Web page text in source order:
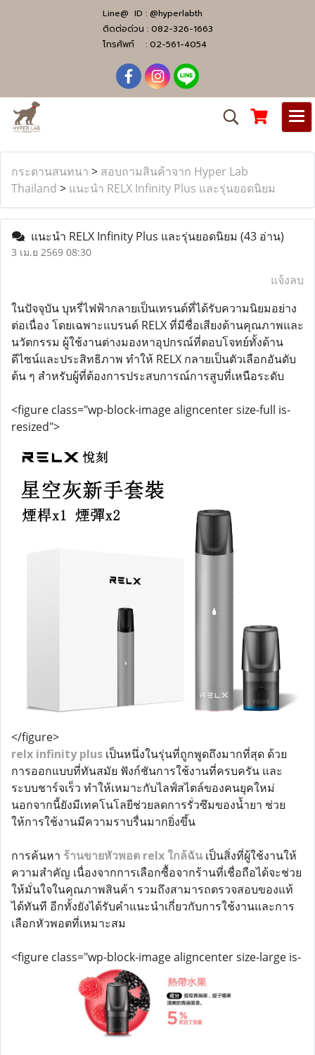
Line@ ID : @hyperlabth
ติดต่อด่วน : 082-326-1663
โทรศัพท์ : 02-561-4054
กระดานสนทนา > สอบถามสินค้าจาก Hyper Lab
Thailand > แนะนำ RELX Infinity Plus และรุ่นยอดนิยม
แนะนำ RELX Infinity Plus และรุ่นยอดนิยม (43 อ่าน)
3 เม.ย 2569 08:30
แจ้งลบ
ในปัจจุบัน บุหรี่ไฟฟ้ากลายเป็นเทรนด์ที่ได้รับความนิยมอย่าง
ต่อเนื่อง โดยเฉพาะแบรนด์ RELX ที่มีชื่อเสียงด้านคุณภาพและ
นวัตกรรม ผู้ใช้งานต่างมองหาอุปกรณ์ที่ตอบโจทย์ทั้งด้าน
ดีไซน์และประสิทธิภาพ ทำให้ RELX กลายเป็นตัวเลือกอันดับ
ต้น ๆ สำหรับผู้ที่ต้องการประสบการณ์การสูบที่เหนือระดับ
<figure class="wp-block-image aligncenter size-full is-
resized">
</figure>
relx infinity plus เป็นหนึ่งในรุ่นที่ถูกพูดถึงมากที่สุด ด้วย
การออกแบบที่ทันสมัย ฟังก์ชันการใช้งานที่ครบครัน และ
ระบบชาร์จเร็ว ทำให้เหมาะกับไลฟ์สไตล์ของคนยุคใหม่
นอกจากนี้ยังมีเทคโนโลยีช่วยลดการรั่วซึมของน้ำยา ช่วย
ให้การใช้งานมีความราบรื่นมากยิ่งขึ้น
การค้นหา ร้านขายหัวพอต relx ใกล้ฉัน เป็นสิ่งที่ผู้ใช้งานให้
ความสำคัญ เนื่องจากการเลือกซื้อจากร้านที่เชื่อถือได้จะช่วย
ให้มั่นใจในคุณภาพสินค้า รวมถึงสามารถตรวจสอบของแท้
ได้ทันที อีกทั้งยังได้รับคำแนะนำเกี่ยวกับการใช้งานและการ
เลือกหัวพอตที่เหมาะสม
<figure class="wp-block-image aligncenter size-large is-